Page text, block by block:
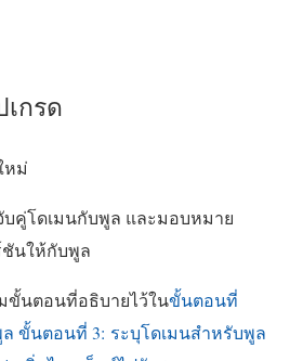
กรด
หม่
บคู่โดเมนกับพูล และมอบหมาย
ชันให้กับพูล
ขั้นตอนที่อธิบายไว้ในขั้นตอนที่
ขั้นตอนที่ 3: ระบุโดเมนสำหรับพูล